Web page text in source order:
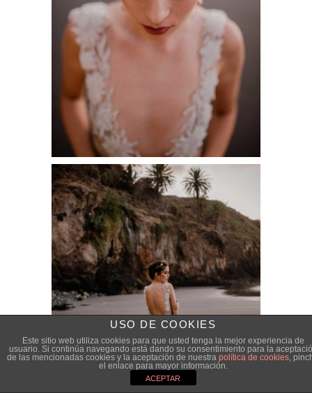
USO DE COOKIES
Este sitio web utiliza cookies para que usted tenga la mejor experiencia de
usuario. Si continúa navegando está dando su consentimiento para la
de las mencionadas cookies y la aceptación de nuestra política de cookies,
el enlace para mayor información.
ACEPTAR